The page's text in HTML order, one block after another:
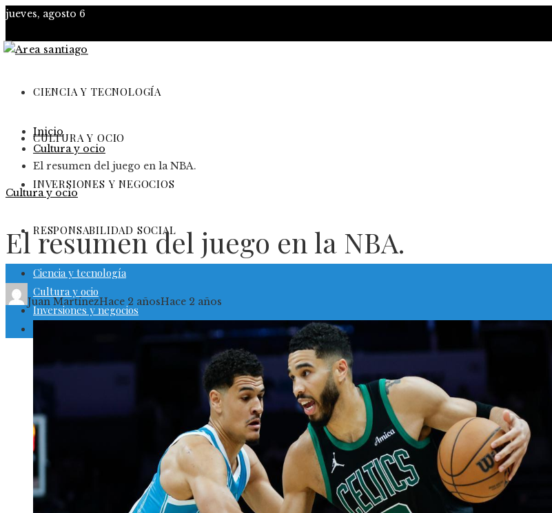
jueves, agosto 6
CIENCIA Y TECNOLOGÍA
CULTURA Y OCIO
INVERSIONES Y NEGOCIOS
RESPONSABILIDAD SOCIAL
Ciencia y tecnología
Cultura y ocio
Inversiones y negocios
Inicio
Cultura y ocio
El resumen del juego en la NBA.
Cultura y ocio
El resumen del juego en la NBA.
Juan MartínezHace 2 añosHace 2 años